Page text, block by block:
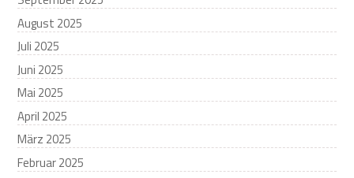
August 2025
Juli 2025
Juni 2025
Mai 2025
April 2025
März 2025
Februar 2025